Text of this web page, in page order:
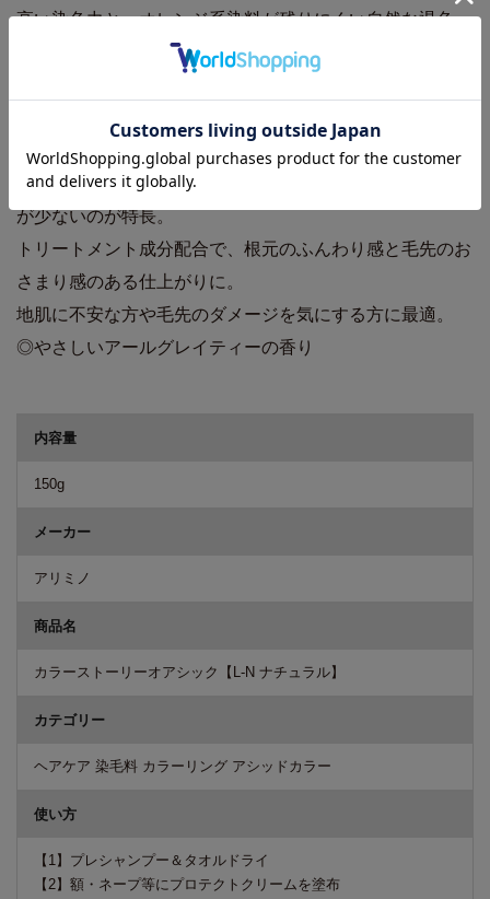
高い染色力と、オレンジ系染料が残りにくい自然な退色。
鮮やかな色とツヤと弾力のある質感で健康的な髪色を表
延びる、自由自在な操作性。
潤いがあるので塗布時や流し時の摩擦を軽減し、きしみ感
が少ないのが特長。
トリートメント成分配合で、根元のふんわり感と毛先のお
さまり感のある仕上がりに。
地肌に不安な方や毛先のダメージを気にする方に最適。
◎やさしいアールグレイティーの香り
内容量
150g
メーカー
アリミノ
商品名
カラーストーリーオアシック【L-N ナチュラル】
カテゴリー
ヘアケア 染毛料 カラーリング アシッドカラー
使い方
【1】プレシャンプー＆タオルドライ
【2】額・ネープ等にプロテクトクリームを塗布